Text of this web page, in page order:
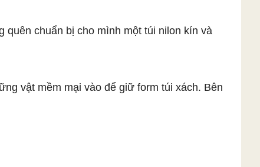
chuẩn bị cho mình một túi nilon kín và
vật mềm mại vào để giữ form túi xách. Bên